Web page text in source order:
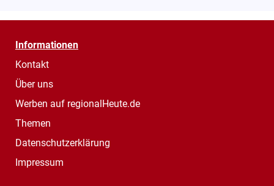
Informationen
Kontakt
Über uns
Werben auf regionalHeute.de
Themen
Datenschutzerklärung
Impressum